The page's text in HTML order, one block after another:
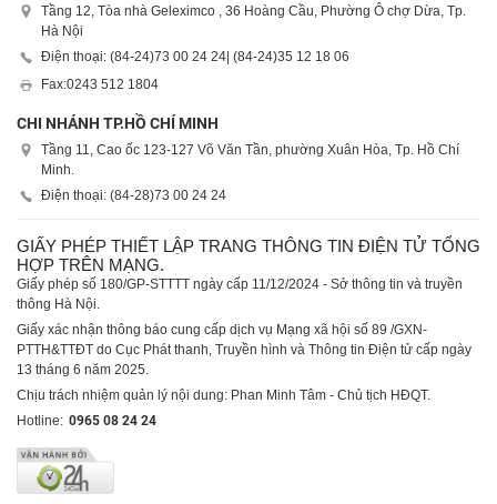
Tầng 12, Tòa nhà Geleximco , 36 Hoàng Cầu, Phường Ô chợ Dừa, Tp.
Hà Nội
Điện thoại: (84-24)73 00 24 24 | (84-24)35 12 18 06
Fax:0243 512 1804
CHI NHÁNH TP.HỒ CHÍ MINH
Tầng 11, Cao ốc 123-127 Võ Văn Tần, phường Xuân Hòa, Tp. Hồ Chí
Minh.
Điện thoại: (84-28)73 00 24 24
GIẤY PHÉP THIẾT LẬP TRANG THÔNG TIN ĐIỆN TỬ TỔNG
HỢP TRÊN MẠNG.
Giấy phép số 180/GP-STTTT ngày cấp 11/12/2024 - Sở thông tin và truyền
thông Hà Nội.
Giấy xác nhận thông báo cung cấp dịch vụ Mạng xã hội số 89 /GXN-
PTTH&TTĐT do Cục Phát thanh, Truyền hình và Thông tin Điện tử cấp ngày
13 tháng 6 năm 2025.
Chịu trách nhiệm quản lý nội dung: Phan Minh Tâm - Chủ tịch HĐQT.
Hotline: 0965 08 24 24